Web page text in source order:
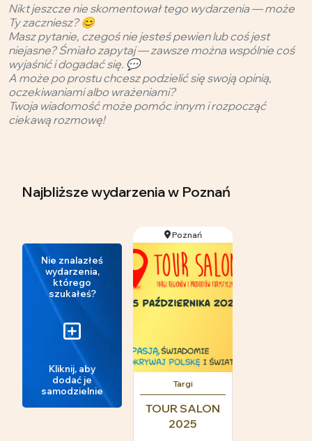
Nikt jeszcze nie skomentował tego wydarzenia — może
Ty zaczniesz? 😊
Masz pytanie, czegoś nie jesteś pewien lub coś jest
niejasne? Śmiało zapytaj — zawsze można wspólnie coś
wyjaśnić i dogadać się. 💬
A może po prostu chcesz podzielić się swoją opinią,
oczekiwaniami albo wrażeniami?
Twoja wiadomość może pomóc innym i rozpocząć
ciekawą rozmowę!
Najbliższe wydarzeniaw Poznań
Nie znalazłeś
wydarzenia,
którego
szukałeś?
Kliknij, aby
dodać je
samodzielnie
Poznań
Targi
TOUR SALON
2025